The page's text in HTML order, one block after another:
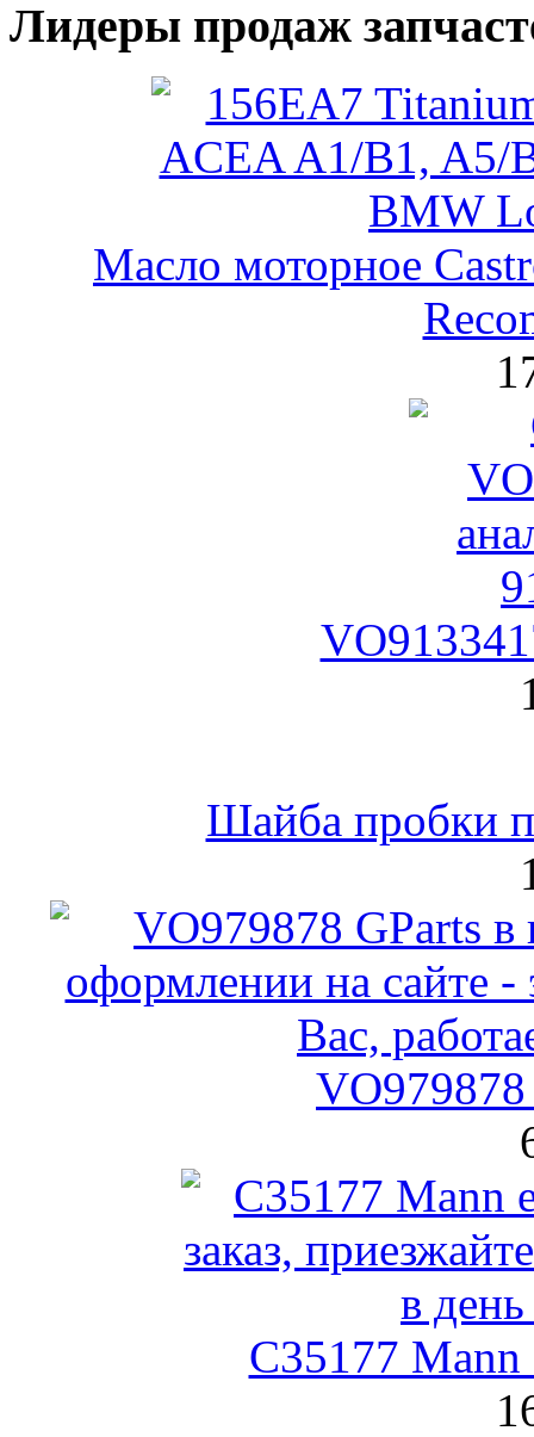
Лидеры продаж
Масло моторное
Шайба пробки
VO979878
C35177